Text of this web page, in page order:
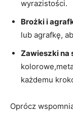
wyrazistości.
Brożki i
lub agrafkę,
Zawieszki na
każdemu
Oprócz